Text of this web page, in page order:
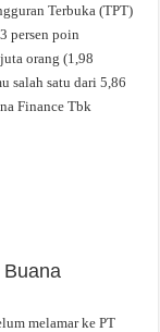
Terbuka (TPT)
persen poin
orang (1,98
salah satu dari 5,86
Finance Tbk
melamar ke PT